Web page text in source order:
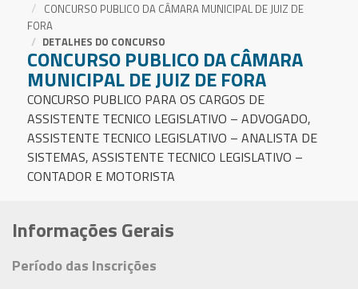
CONCURSO PUBLICO DA CÂMARA MUNICIPAL DE JUIZ DE
FORA
DETALHES DO CONCURSO
CONCURSO PUBLICO DA CÂMARA
MUNICIPAL DE JUIZ DE FORA
CONCURSO PUBLICO PARA OS CARGOS DE
ASSISTENTE TECNICO LEGISLATIVO – ADVOGADO,
ASSISTENTE TECNICO LEGISLATIVO – ANALISTA DE
SISTEMAS, ASSISTENTE TECNICO LEGISLATIVO –
CONTADOR E MOTORISTA
Informações Gerais
Período das Inscrições